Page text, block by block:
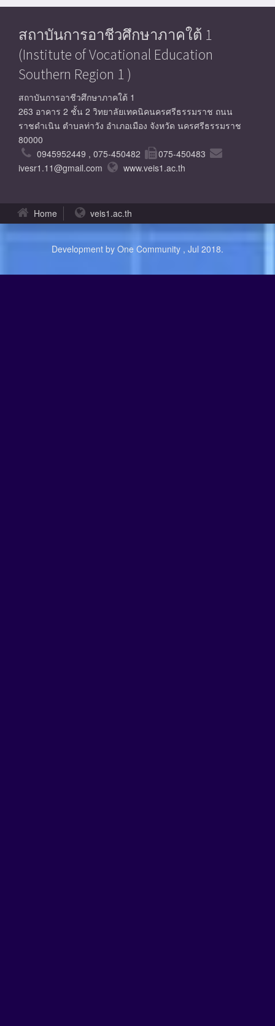
สถาบันการอาชีวศึกษาภาคใต้ 1
(Institute of Vocational Education
Southern Region 1 )
สถาบันการอาชีวศึกษาภาคใต้ 1
263 อาคาร 2 ชั้น 2 วิทยาลัยเทคนิคนครศรีธรรมราช ถนน
ราชดำเนิน ตำบลท่าวัง อำเภอเมือง จังหวัด นครศรีธรรมราช
80000
0945952449 , 075-450482
075-450483
ivesr1.11@gmail.com
www.veis1.ac.th
Home veis1.ac.th
Development by One Community , Jul 2018.